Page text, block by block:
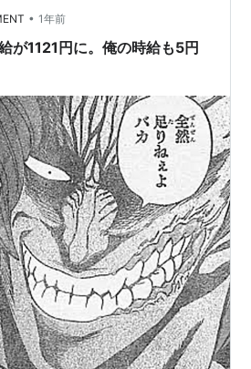
• 1年前
が1121円に。俺の時給も5円